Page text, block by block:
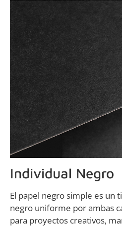
Individual Negro
El papel negro simple es un
negro uniforme por ambas
para proyectos creativos,